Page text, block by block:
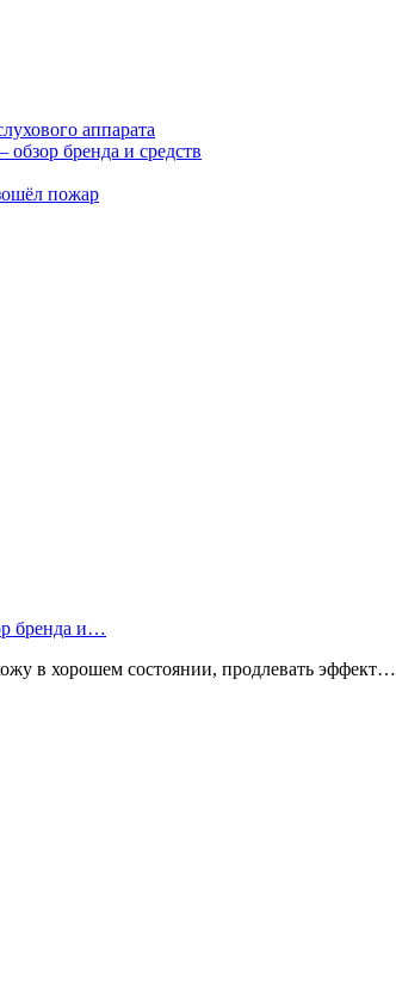
аппарата
бренда и средств
пожар
бренда и…
в хорошем состоянии, продлевать эффект…